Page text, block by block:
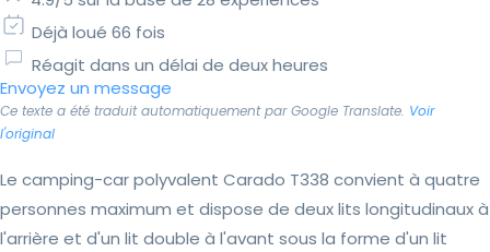
Déjà loué 66 fois
Réagit dans un délai de deux heures
Envoyez un message
Ce texte a été traduit automatiquement par Google Translate. Voir
l'original
Le camping-car polyvalent Carado T338 convient à quatre
personnes maximum et dispose de deux lits longitudinaux à
l'arrière et d'un lit double à l'avant sous la forme d'un lit